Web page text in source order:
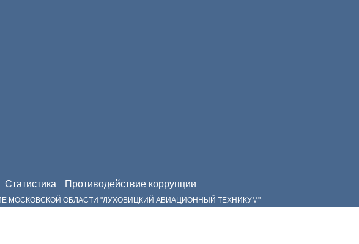
Статистика Противодействие коррупции
МОСКОВСКОЙ ОБЛАСТИ "ЛУХОВИЦКИЙ АВИАЦИОННЫЙ ТЕХНИКУМ"